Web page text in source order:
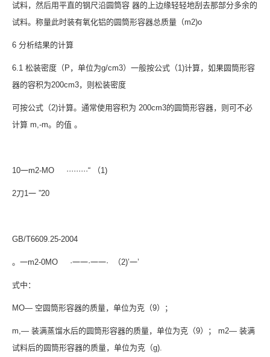
试料，然后用平直的钢尺沿圆筒容 器的上边缘轻轻地刮去那部分多余的
试料。称量此时装有氧化铝的圆筒形容器总质量（m2)o
6 分析结果的计算
6.1 松装密度（P，单位为g/cm3）一般按公式（1)计算，如果圆筒形容
器的容积为200cm3，则松装密度
可按公式（2)计算。通常使用容积为 200cm3的圆筒形容器，则可不必
计算 m,-m。的值 。
10一m2-MO ·········“ （1)
2刀1一 ”20
GB/T6609.25-2004
。一m2-0MO ·一一·一一· （2)’一’
式中：
MO— 空圆筒形容器的质量，单位为克（9）；
m,— 装满蒸馏水后的圆筒形容器的质量，单位为克（9）； m2— 装满
试料后的圆筒形容器的质量，单位为克（g).